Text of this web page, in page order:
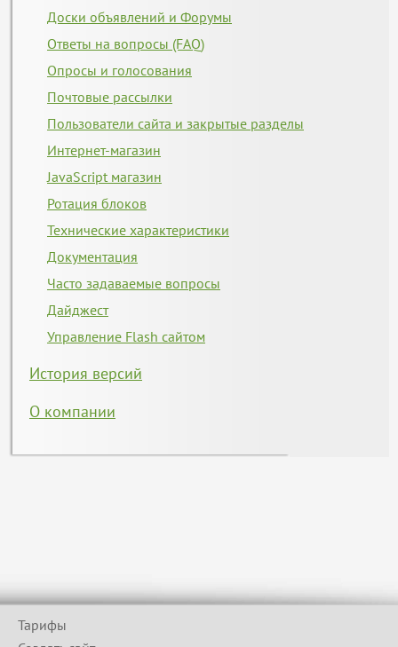
Доски объявлений и Форумы
Ответы на вопросы (FAQ)
Опросы и голосования
Почтовые рассылки
Пользователи сайта и закрытые разделы
Интернет-магазин
JavaScript магазин
Ротация блоков
Технические характеристики
Документация
Часто задаваемые вопросы
Дайджест
Управление Flash сайтом
История версий
О компании
Тарифы